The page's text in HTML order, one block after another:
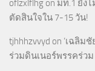
oflzxlflhg on มท.1 ยังไ
ตัดสินใจใน 7-15 วัน!
tjhhhzvvyd on ‘เฉลิม
ร่วมดินเนอร์พรรคร่วม